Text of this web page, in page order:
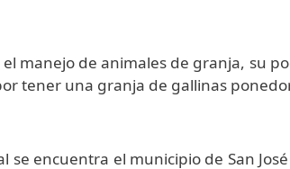
manejo de animales de granja, su
tener una granja de gallinas
se encuentra el municipio de San